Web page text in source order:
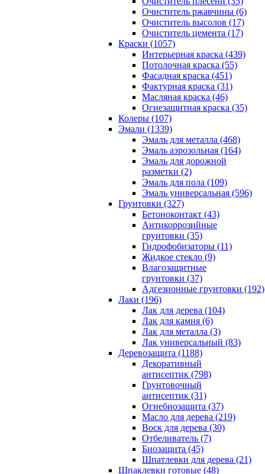
Очиститель ржавчины (6)
Очиститель высолов (17)
Очиститель цемента (17)
Краски (1057)
Интерьерная краска (439)
Потолочная краска (55)
Фасадная краска (451)
Фактурная краска (31)
Масляная краска (46)
Огнезащитная краска (35)
Колеры (107)
Эмали (1339)
Эмаль для металла (468)
Эмаль аэрозольная (164)
Эмаль для дорожной
разметки (2)
Эмаль для пола (109)
Эмаль универсальная (596)
Грунтовки (327)
Бетоноконтакт (43)
Антикоррозийные
грунтовки (35)
Гидрофобизаторы (11)
Жидкое стекло (9)
Влагозащитные
грунтовки (37)
Адгезионные грунтовки (192)
Лаки (196)
Лак для дерева (104)
Лак для камня (6)
Лак для металла (3)
Лак универсальный (83)
Деревозащита (1188)
Декоративный
антисептик (798)
Грунтовочный
антисептик (31)
Огнебиозащита (37)
Масло для дерева (219)
Воск для дерева (30)
Отбеливатель (7)
Биозащита (45)
Шпатлевки для дерева (21)
Шпаклевки готовые (48)